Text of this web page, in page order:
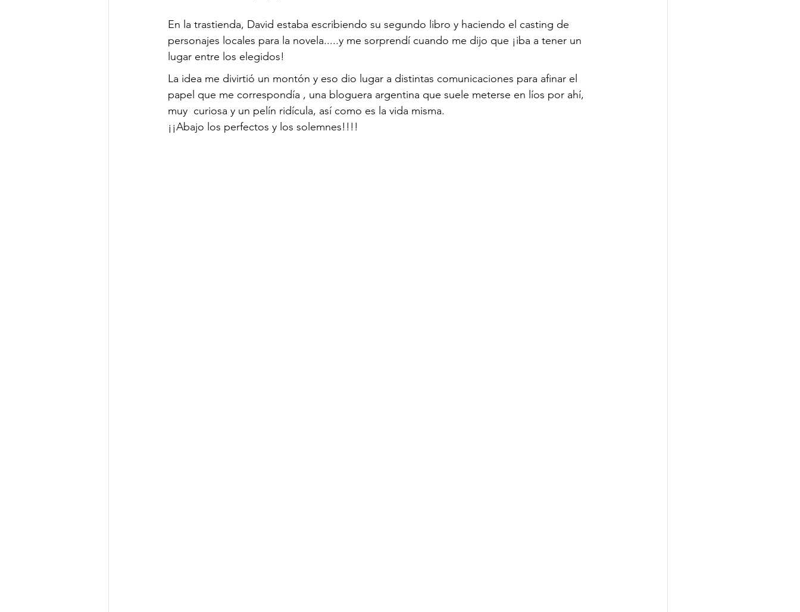
En la trastienda, David estaba escribiendo su segundo libro y haciendo el casting de
personajes locales para la novela.....y me sorprendí cuando me dijo que ¡iba a tener un
lugar entre los elegidos!
La idea me divirtió un montón y eso dio lugar a distintas comunicaciones para afinar el
papel que me correspondía , una bloguera argentina que suele meterse en líos por ahí,
muy  curiosa y un pelín ridícula, así como es la vida misma.
¡¡Abajo los perfectos y los solemnes!!!!